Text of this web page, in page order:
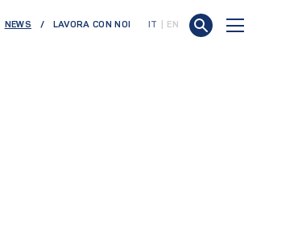
NEWS(CURRENT)LAVORA CON NOI IT EN